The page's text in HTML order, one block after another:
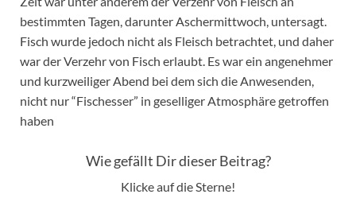
bestimmten Tagen, darunter Aschermittwoch, untersagt.
Fisch wurde jedoch nicht als Fleisch betrachtet, und daher
war der Verzehr von Fisch erlaubt. Es war ein angenehmer
und kurzweiliger Abend bei dem sich die Anwesenden,
nicht nur “Fischesser” in geselliger Atmosphäre getroffen
haben
Wie gefällt Dir dieser Beitrag?
Klicke auf die Sterne!